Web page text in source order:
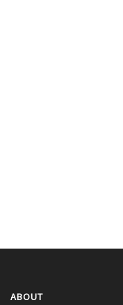
ABOUT